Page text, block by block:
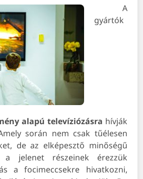
A
gyártók
alapú televíziózásra hívják
során nem csak tűélesen
de az elképesztő minőségű
jelenet részeinek érezzük
a focimeccsekre hivatkozni,